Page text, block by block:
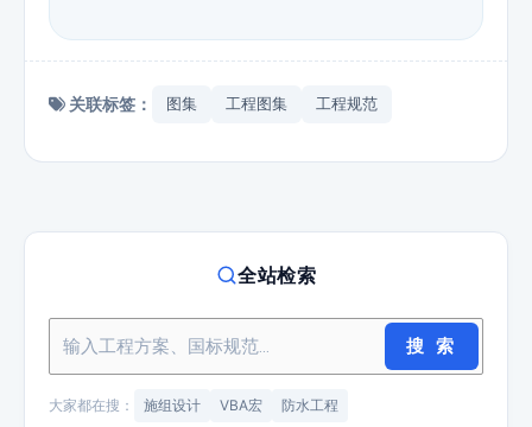
关联标签： 图集 工程图集 工程规范
全站检索
搜 索
大家都在搜： 施组设计 VBA宏 防水工程